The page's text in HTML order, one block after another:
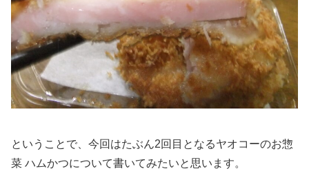
ということで、今回はたぶん2回目となるヤオコーのお惣
菜 ハムかつについて書いてみたいと思います。